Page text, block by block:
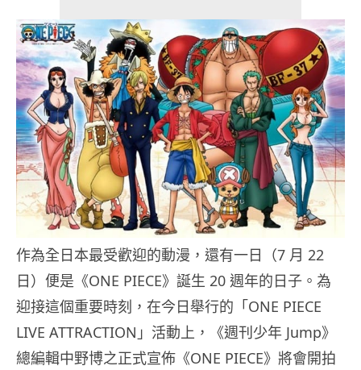
作為全日本最受歡迎的動漫，還有一日（7 月 22
日）便是《ONE PIECE》誕生 20 週年的日子。為
迎接這個重要時刻，在今日舉行的「ONE PIECE
LIVE ATTRACTION」活動上，《週刊少年 Jump》
總編輯中野博之正式宣佈《ONE PIECE》將會開拍